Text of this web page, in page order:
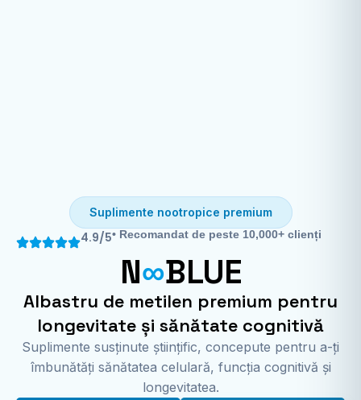
Suplimente nootropice premium
4.9/5• Recomandat de peste 10,000+ clienți
N∞BLUE
Albastru de metilen premium pentru
longevitate și sănătate cognitivă
Suplimente susținute științific, concepute pentru a-ți
îmbunătăți sănătatea celulară, funcția cognitivă și
longevitatea.